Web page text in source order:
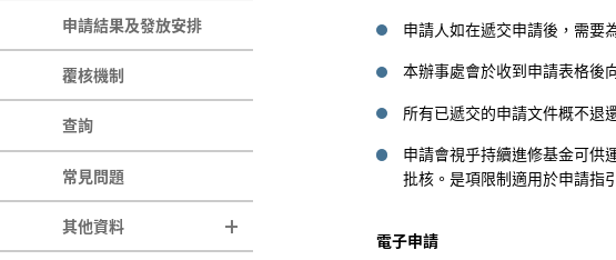
西班牙文測試
申請結果及發放安排
覆核機制
查詢
常見問題
其他資料
申請人如在遞交申請後，需要
本辦事處會於收到申請表格後
所有已遞交的申請文件概不退
申請會視乎持續進修基金可供
批核。是項限制適用於申請指
電子申請